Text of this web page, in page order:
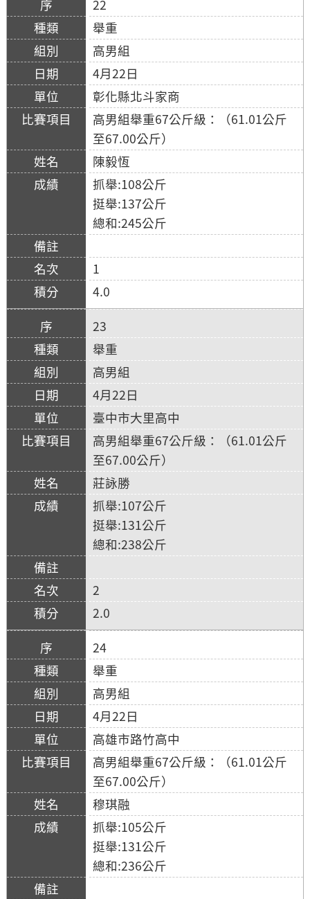
22
舉重
高男組
4月22日
彰化縣北斗家商
高男組舉重67公斤級：（61.01公斤
至67.00公斤）
陳毅恆
抓舉:108公斤
挺舉:137公斤
總和:245公斤
1
4.0
23
舉重
高男組
4月22日
臺中市大里高中
高男組舉重67公斤級：（61.01公斤
至67.00公斤）
莊詠勝
抓舉:107公斤
挺舉:131公斤
總和:238公斤
2
2.0
24
舉重
高男組
4月22日
高雄市路竹高中
高男組舉重67公斤級：（61.01公斤
至67.00公斤）
穆琪融
抓舉:105公斤
挺舉:131公斤
總和:236公斤